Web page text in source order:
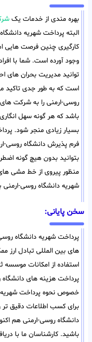
بهره مندی از خدمات یک
البته پرداخت شهریه
کارگیری چنین فرصت هایی
وجود آورده است. شما با
توانید مدیریت بحران های
است که به طور جدی تاکید
روسی-ارمنی را به شرکت
باشد که هر گونه سهل
بسیار زیادی منجر شود.
فرم پذیرش دانشگاه روسی-
بتوانید بدون هیچ گونه
منظور پیروی از خط مشی
شهریه دانشگاه روسی-
سخن پایانی:
پرداخت شهریه دانشگاه
های بین المللی تبادل ارز
استفاده از امکانات
پرداخت هزینه های دانشگاه
خصوص نحوه پرداخت شهریه
برای کسب اطلاعات دقیق
دانشگاه روسی-ارمنی هم
باشید. کارشناسان ما با